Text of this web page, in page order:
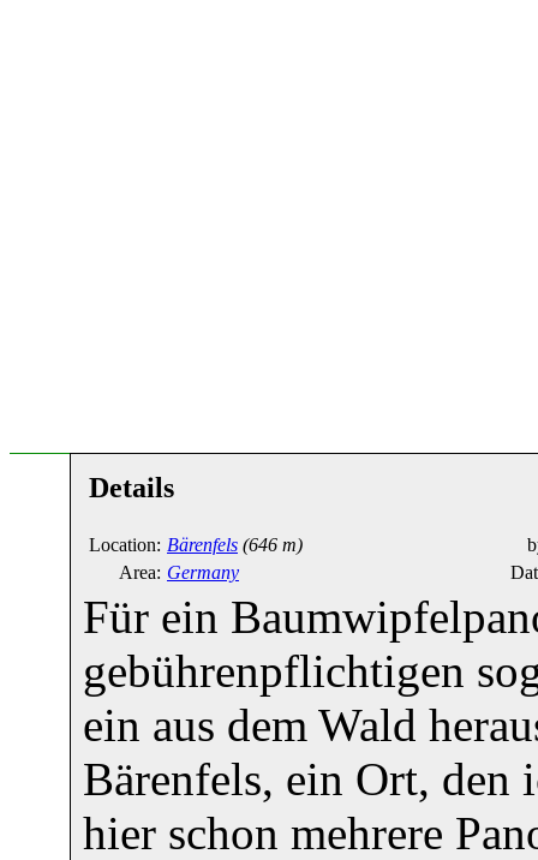
Details
Location: Bärenfels (646 m)
Area: Germany
Für ein
gebührenpflichtigen
ein aus dem Wald
Bärenfels, ein Ort, den
hier schon mehrere